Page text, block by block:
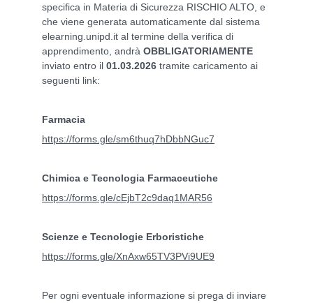
specifica in Materia di Sicurezza RISCHIO ALTO, e
che viene generata automaticamente dal sistema
elearning.unipd.it al termine della verifica di
apprendimento, andrà OBBLIGATORIAMENTE
inviato entro il 01.03.2026 tramite caricamento ai
seguenti link:
Farmacia
https://forms.gle/sm6thuq7hDbbNGuc7
Chimica e Tecnologia Farmaceutiche
https://forms.gle/cEjbT2c9daq1MAR56
Scienze e Tecnologie Erboristiche
https://forms.gle/XnAxw65TV3PVi9UE9
Per ogni eventuale informazione si prega di inviare